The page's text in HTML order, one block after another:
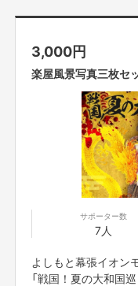
イベント・番組などでの使
■参加する権利の転売や譲
のみが参加できます。
吉本興業株式会社
大阪市中央区難波千日前11
https://cf.fany.lol/users/
3,000円
楽屋風景写真三枚セ
サポーター数
7人
よしもと幕張イオン
「戦国！夏の大和国巡